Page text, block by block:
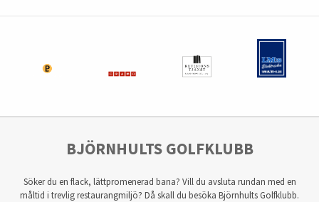
BJÖRNHULTS GOLFKLUBB
Söker du en flack, lättpromenerad bana? Vill du avsluta rundan med en
måltid i trevlig restaurangmiljö? Då skall du besöka Björnhults Golfklubb.